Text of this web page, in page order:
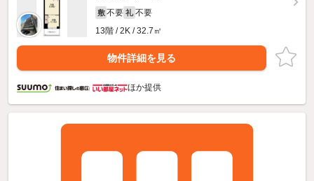
敷 不要 礼 不要
13階 / 2K / 32.7㎡
物件詳細を見る
ほか提供